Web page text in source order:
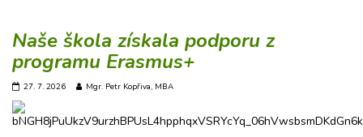
Naše škola získala podporu z
programu Erasmus+
27. 7. 2026 Mgr. Petr Kopřiva, MBA